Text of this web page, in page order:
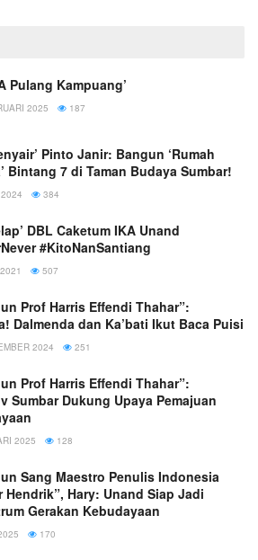
Pulang Kampuang’
2025 187
Pinto Janir: Bangun ‘Rumah
Bintang 7 di Taman Budaya Sumbar!
384
DBL Caketum IKA Unand
#KitoNanSantiang
507
Prof Harris Effendi Thahar”:
Dalmenda dan Ka’bati Ikut Baca Puisi
2024 251
Prof Harris Effendi Thahar”:
Sumbar Dukung Upaya Pemajuan
2025 128
Sang Maestro Penulis Indonesia
Hendrik”, Hary: Unand Siap Jadi
Gerakan Kebudayaan
170